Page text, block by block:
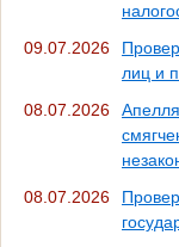
09.07.2026
лиц и
08.07.2026
08.07.2026